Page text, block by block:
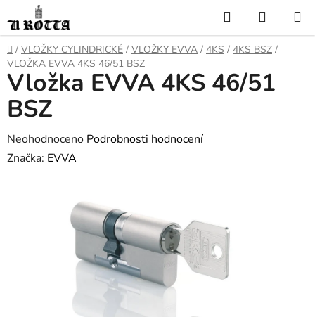
na
obsah
Hledat
KOŠÍK
DOMŮ
/ VLOŽKY CYLINDRICKÉ / VLOŽKY EVVA / 4KS / 4KS BSZ /
VLOŽKA EVVA 4KS 46/51 BSZ
Vložka EVVA 4KS 46/51
BSZ
Průměrné
hodnocení
Neohodnoceno Podrobnosti hodnocení
Značka: EVVA